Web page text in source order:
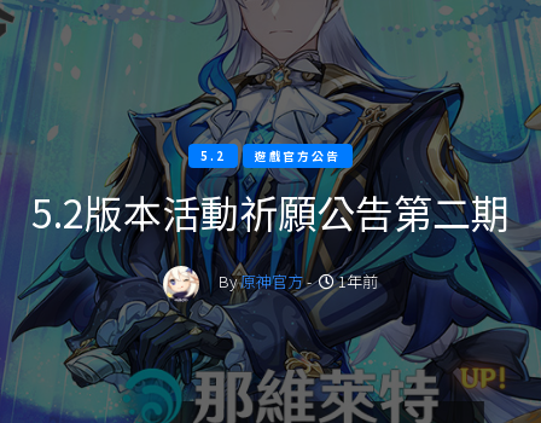
5.2 遊戲官方公告
5.2版本活動祈願公告第二期
By原神官方- 1年前